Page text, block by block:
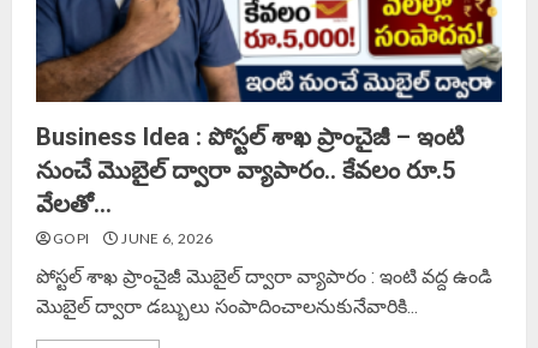
Business Idea : పోస్టల్ శాఖ ప్రాంచైజీ – ఇంటి
నుంచే మొబైల్ ద్వారా వ్యాపారం.. కేవలం రూ.5
వేలతో…
GOPI JUNE 6, 2026
పోస్టల్ శాఖ ప్రాంచైజీ మొబైల్ ద్వారా వ్యాపారం : ఇంటి వద్ద ఉండి
మొబైల్ ద్వారా డబ్బులు సంపాదించాలనుకునేవారికి...